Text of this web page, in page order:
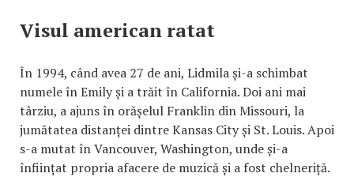
Visul american ratat
În 1994, când avea 27 de ani, Lidmila și-a schimbat
numele în Emily și a trăit în California. Doi ani mai
târziu, a ajuns în orășelul Franklin din Missouri, la
jumătatea distanței dintre Kansas City și St. Louis. Apoi
s-a mutat în Vancouver, Washington, unde și-a
înființat propria afacere de muzică și a fost chelneriță.